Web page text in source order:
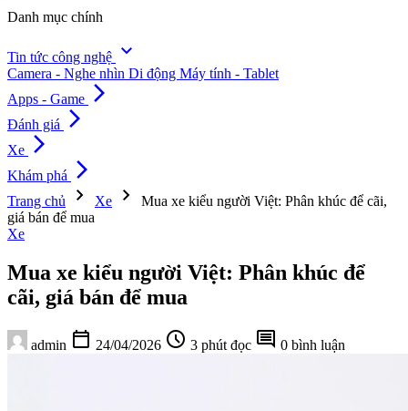
Danh mục chính
Tin tức công nghệ expand_more
Camera - Nghe nhìn Di động Máy tính - Tablet
Apps - Game arrow_forward_ios
Đánh giá arrow_forward_ios
Xe arrow_forward_ios
Khám phá arrow_forward_ios
Trang chủ chevron_right Xe chevron_right
Mua xe kiểu người Việt: Phân khúc để cãi,
giá bán để mua
Xe
Mua xe kiểu người Việt: Phân khúc để
cãi, giá bán để mua
admin calendar_today 24/04/2026 schedule 3 phút đọc comment 0 bình luận